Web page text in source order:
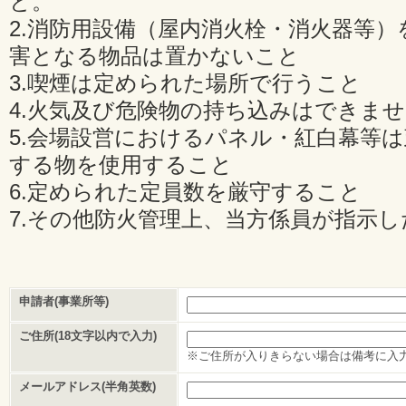
2.消防用設備（屋内消火栓・消火器等
害となる物品は置かないこと
3.喫煙は定められた場所で行うこと
4.火気及び危険物の持ち込みはできま
5.会場設営におけるパネル・紅白幕等
する物を使用すること
6.定められた定員数を厳守すること
7.その他防火管理上、当方係員が指示
申請者(事業所等)
ご住所(18文字以内で入力)
※ご住所が入りきらない場合は備考に入
メールアドレス(半角英数)